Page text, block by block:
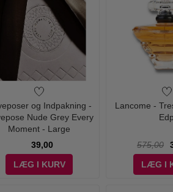
og Indpakning -
Nude Grey Every
Moment - Large
39,00
LÆG I KURV
Lancome -
Edp
575,00
LÆG I